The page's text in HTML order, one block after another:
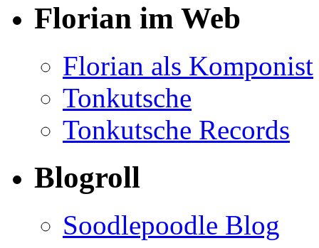
Florian im Web
Florian als Komponist
Tonkutsche
Tonkutsche Records
Blogroll
Soodlepoodle Blog